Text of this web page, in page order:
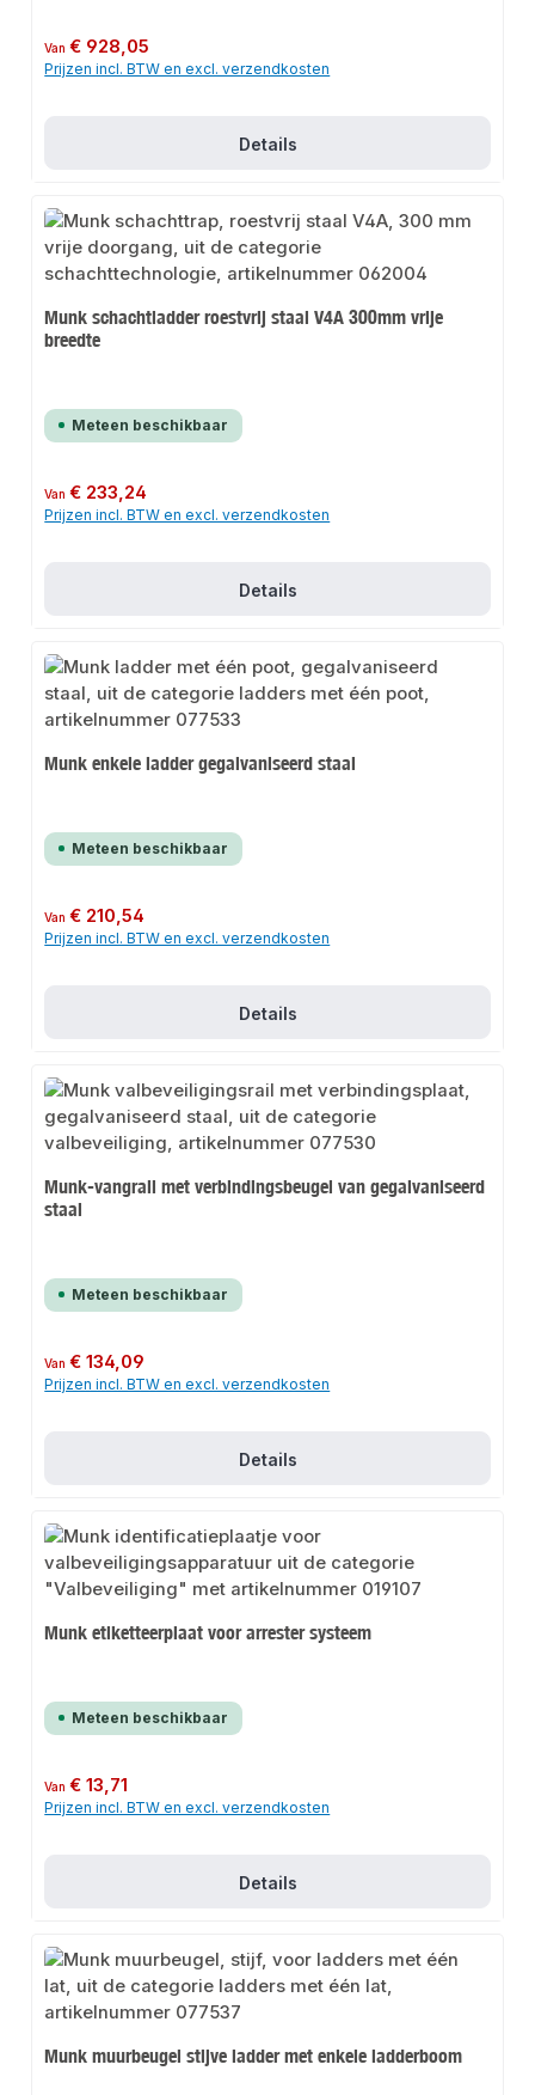
Normale prijs:
Van€ 928,05
Prijzen incl. BTW en excl. verzendkosten
Details
Munk schachtladder roestvrij staal V4A 300mm vrije
breedte
Meteen beschikbaar
Normale prijs:
Van€ 233,24
Prijzen incl. BTW en excl. verzendkosten
Details
Munk enkele ladder gegalvaniseerd staal
Meteen beschikbaar
Normale prijs:
Van€ 210,54
Prijzen incl. BTW en excl. verzendkosten
Details
Munk-vangrail met verbindingsbeugel van gegalvaniseerd
staal
Meteen beschikbaar
Normale prijs:
Van€ 134,09
Prijzen incl. BTW en excl. verzendkosten
Details
Munk etiketteerplaat voor arrester systeem
Meteen beschikbaar
Normale prijs:
Van€ 13,71
Prijzen incl. BTW en excl. verzendkosten
Details
Munk muurbeugel stijve ladder met enkele ladderboom